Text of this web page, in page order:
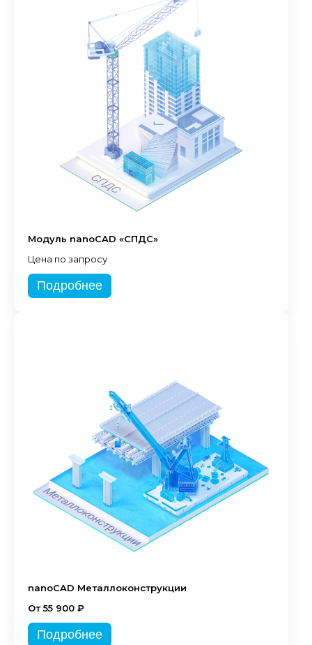
Модуль nanoCAD «СПДС»
Цена по запросу
Подробнее
nanoCAD Металлоконструкции
От 55 900 ₽
Подробнее